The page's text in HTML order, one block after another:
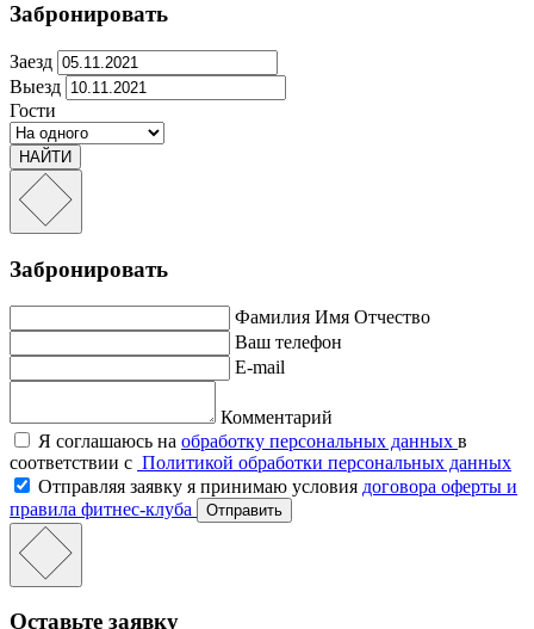
Забронировать
Заезд
Выезд
Гости
НАЙТИ
Забронировать
Фамилия Имя Отчество
Ваш телефон
E-mail
Комментарий
Я соглашаюсь на обработку персональных данных в
соответствии с Политикой обработки персональных данных
Отправляя заявку я принимаю условия договора оферты и
правила фитнес-клуба
Отправить
Оставьте заявку